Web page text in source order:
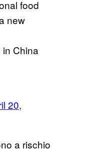
food
new
China
20,
a rischio